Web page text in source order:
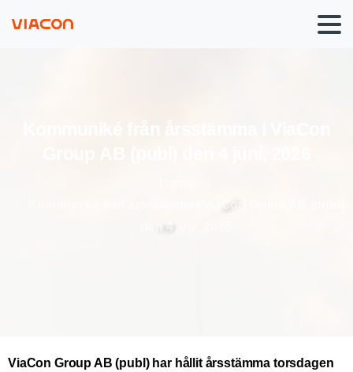
Kommuniké från årsstämma i ViaCon Group AB (publ)
den 4 juni, 2026
ViaCon Group AB (publ) har hållit årsstämma torsdagen